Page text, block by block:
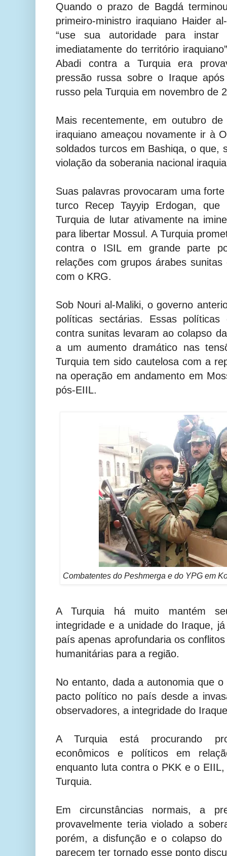
Quando o prazo de Bagdá
primeiro-ministro iraquiano Haider
“use sua autoridade para
imediatamente do território
Abadi contra a Turquia era
pressão russa sobre o Iraque
russo pela Turquia em novembro de
Mais recentemente, em outubro
iraquiano ameaçou novamente ir à
soldados turcos em Bashiqa, o que,
violação da soberania nacional
Suas palavras provocaram uma
turco Recep Tayyip Erdogan,
Turquia de lutar ativamente na
para libertar Mossul. A Turquia
contra o ISIL em grande parte
relações com grupos árabes
com o KRG.
Sob Nouri al-Maliki, o governo
políticas sectárias. Essas políticas
contra sunitas levaram ao colapso
a um aumento dramático nas
Turquia tem sido cautelosa com a
na operação em andamento em
pós-EIIL.
Combatentes do Peshmerga e do YPG em
A Turquia há muito mantém
integridade e a unidade do Iraque,
país apenas aprofundaria os
humanitárias para a região.
No entanto, dada a autonomia que
pacto político no país desde a
observadores, a integridade do
A Turquia está procurando
econômicos e políticos em
enquanto luta contra o PKK e o
Turquia.
Em circunstâncias normais, a
provavelmente teria violado a
porém, a disfunção e o colapso do
parecem ter tornado esse ponto